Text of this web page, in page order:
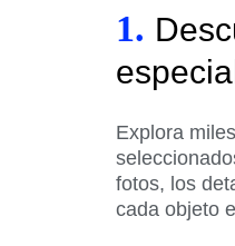
1.
Explora
fotos, los
cada objeto